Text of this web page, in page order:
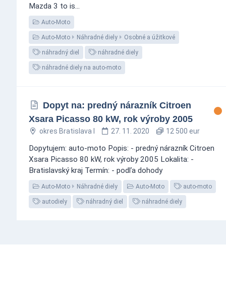
Mazda 3 to is...
Auto-Moto
Auto-Moto Náhradné diely Osobné a úžitkové
náhradný diel náhradné diely
náhradné diely na auto-moto
Dopyt na: predný nárazník Citroen
Xsara Picasso 80 kW, rok výroby 2005
okres Bratislava I 27. 11. 2020 12 500 eur
Dopytujem: auto-moto Popis: - predný nárazník Citroen
Xsara Picasso 80 kW, rok výroby 2005 Lokalita: -
Bratislavský kraj Termín: - podľa dohody
Auto-Moto Náhradné diely Auto-Moto auto-moto
autodiely náhradný diel náhradné diely